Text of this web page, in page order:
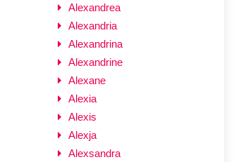
Alexandrea
Alexandria
Alexandrina
Alexandrine
Alexane
Alexia
Alexis
Alexja
Alexsandra